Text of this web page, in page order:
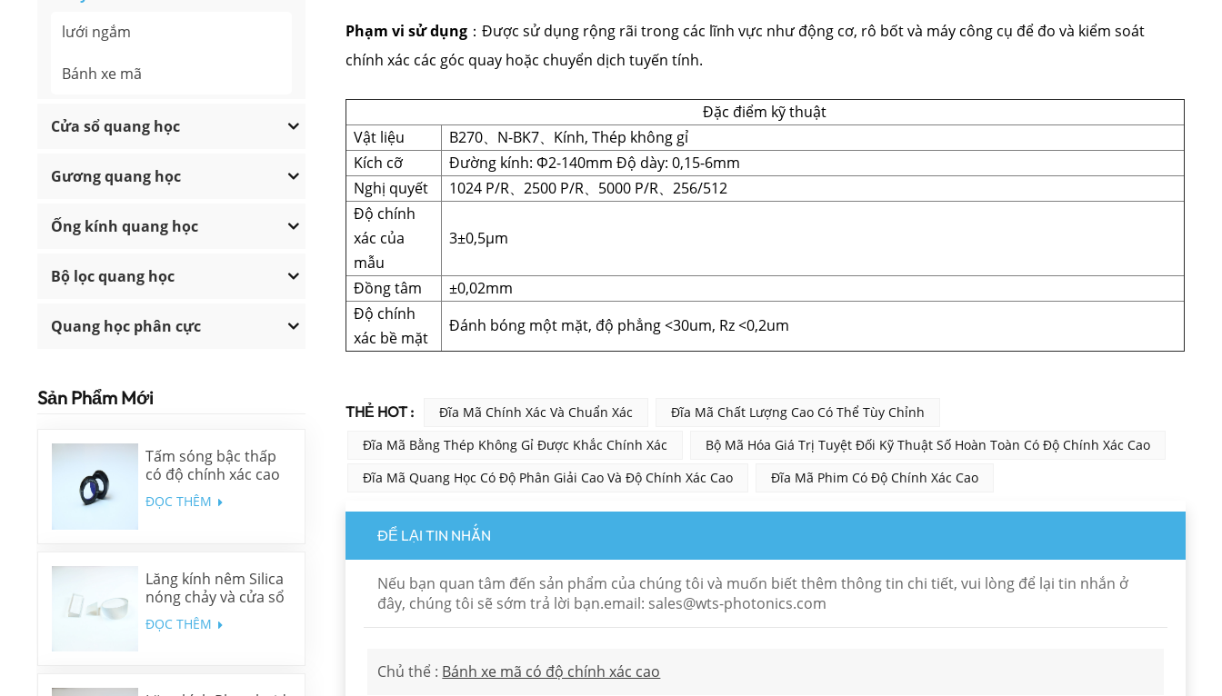
lưới ngắm
Bánh xe mã
Cửa sổ quang học
Gương quang học
Ống kính quang học
Bộ lọc quang học
Quang học phân cực
Sản Phẩm Mới
Tấm sóng bậc thấp
có độ chính xác cao
ĐỌC THÊM
Lăng kính nêm Silica
nóng chảy và cửa sổ
nêm N-BK7
ĐỌC THÊM
Phạm vi sử dụng：Được sử dụng rộng rãi trong các lĩnh vực như động cơ, rô bốt và máy công cụ để đo và kiểm soát
chính xác các góc quay hoặc chuyển dịch tuyến tính.
Đặc điểm kỹ thuật
Vật liệu
B270、N-BK7、Kính, Thép không gỉ
Kích cỡ
Đường kính: Φ2-140mm Độ dày: 0,15-6mm
Nghị quyết
1024 P/R、2500 P/R、5000 P/R、256/512
Độ chính
xác của
mẫu
3±0,5μm
Đồng tâm
±0,02mm
Độ chính
xác bề mặt
Đánh bóng một mặt, độ phẳng <30um, Rz <0,2um
THẺ HOT : Đĩa Mã Chính Xác Và Chuẩn Xác
Đĩa Mã Chất Lượng Cao Có Thể Tùy Chỉnh
Đĩa Mã Bằng Thép Không Gỉ Được Khắc Chính Xác
Bộ Mã Hóa Giá Trị Tuyệt Đối Kỹ Thuật Số Hoàn Toàn Có Độ Chính Xác Cao
Đĩa Mã Quang Học Có Độ Phân Giải Cao Và Độ Chính Xác Cao
Đĩa Mã Phim Có Độ Chính Xác Cao
ĐỂ LẠI TIN NHẮN
Nếu bạn quan tâm đến sản phẩm của chúng tôi và muốn biết thêm thông tin chi tiết, vui lòng để lại tin nhắn ở
đây, chúng tôi sẽ sớm trả lời bạn.email: sales@wts-photonics.com
Chủ thể : Bánh xe mã có độ chính xác cao